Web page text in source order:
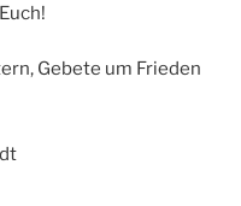
Gebete um Frieden